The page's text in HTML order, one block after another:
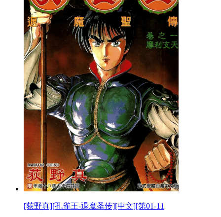
[荻野真][孔雀王-退魔圣传][中文][第01-11